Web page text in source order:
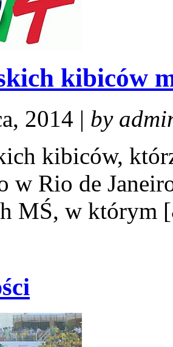
kibiców
2014 | by
kibiców,
w Rio de
MŚ, w którym